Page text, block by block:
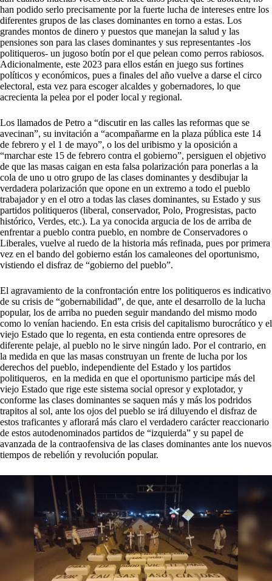
han podido serlo precisamente por la fuerte lucha de intereses entre los
diferentes grupos de las clases dominantes en torno a estas. Los
grandes montos de dinero y puestos que manejan la salud y las
pensiones son para las clases dominantes y sus representantes -los
politiqueros- un jugoso botín por el que pelean como perros rabiosos.
Adicionalmente, este 2023 para ellos están en juego sus fortines
políticos y económicos, pues a finales del año vuelve a darse el circo
electoral, esta vez para escoger alcaldes y gobernadores, lo que
acrecienta la pelea por el poder local y regional.
Los llamados de Petro a “discutir en las calles las reformas que se
avecinan”, su invitación a “acompañarme en la plaza pública este 14
de febrero y el 1 de mayo”, o los del uribismo y la oposición a
“marchar este 15 de febrero contra el gobierno”, persiguen el objetivo
de que las masas caigan en esta falsa polarización para ponerlas a la
cola de uno u otro grupo de las clases dominantes y desdibujar la
verdadera polarización que opone en un extremo a todo el pueblo
trabajador y en el otro a todas las clases dominantes, su Estado y sus
partidos politiqueros (liberal, conservador, Polo, Progresistas, pacto
histórico, Verdes, etc.). La ya conocida argucia de los de arriba de
enfrentar a pueblo contra pueblo, en nombre de Conservadores o
Liberales, vuelve al ruedo de la historia más refinada, pues por primera
vez en el bando del gobierno están los camaleones del oportunismo,
vistiendo el disfraz de “gobierno del pueblo”.
El agravamiento de la confrontación entre los politiqueros es indicativo
de su crisis de “gobernabilidad”, de que, ante el desarrollo de la lucha
popular, los de arriba no pueden seguir mandando del mismo modo
como lo venían haciendo. En esta crisis del capitalismo burocrático y el
viejo Estado que lo regenta, en esta contienda entre opresores de
diferente pelaje, al pueblo no le sirve ningún lado. Por el contrario, en
la medida en que las masas construyan un frente de lucha por los
derechos del pueblo, independiente del Estado y los partidos
politiqueros, en la medida en que el oportunismo participe más del
viejo Estado que rige este sistema social opresor y explotador, y
conforme las clases dominantes se saquen más y más los podridos
trapitos al sol, ante los ojos del pueblo se irá diluyendo el disfraz de
estos traficantes y aflorará más claro el verdadero carácter reaccionario
de estos autodenominados partidos de “izquierda” y su papel de
avanzada de la contraofensiva de las clases dominantes ante los nuevos
tiempos de rebelión y revolución popular.